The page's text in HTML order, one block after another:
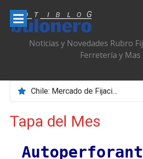
contenido
Noticias y Novedades Rubro
Ferretería y Mas
Chile: Mercado de Fijaciones & Ferretería que se Adapta, Profesionaliza y Transforma
Tapa del Mes